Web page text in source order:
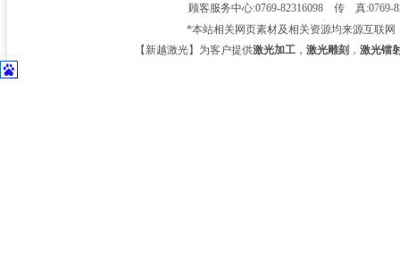
顾客服务中心:0769-82316098 传 真:0769-
*本站相关网页素材及相关资源均来源互联
【新越激光】为客户提供激光加工 ， 激光雕刻 ， 激光镭